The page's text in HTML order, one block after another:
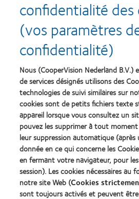
Learn
more
about
Récompense
Silmo
d’Or
du
meilleur
produit
pour
MyDay™
(2013)
more
Lens
of
the
Year
Learn
more
about
2012
&
2010
Best
Learn
confidentialité des
(vos paramètres
confidentialité)
Nous (CooperVision Nederland B.V.)
de services désignés utilisons des
technologies de suivi similaires sur
cookies sont de petits fichiers texte
appareil lorsque vous consultez un
pouvez les supprimer à tout
leur suppression automatique (après
donnée en ce qui concerne les
en fermant votre navigateur, pour
session). Les cookies nécessaires
notre site Web (Cookies
sont toujours activés et peuvent